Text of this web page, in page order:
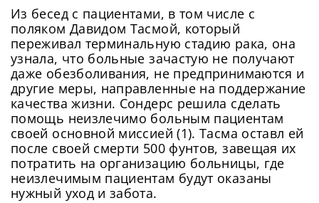
Из бесед с пациентами, в том числе с
поляком Давидом Тасмой, который
переживал терминальную стадию рака, она
узнала, что больные зачастую не получают
даже обезболивания, не предпринимаются и
другие меры, направленные на поддержание
качества жизни. Сондерс решила сделать
помощь неизлечимо больным пациентам
своей основной миссией (1). Тасма оставл ей
после своей смерти 500 фунтов, завещая их
потратить на организацию больницы, где
неизлечимым пациентам будут оказаны
нужный уход и забота.